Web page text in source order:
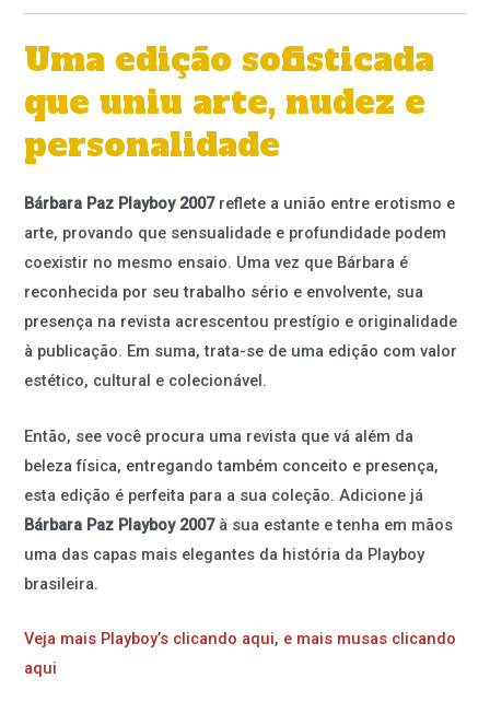
Uma edição sofisticada
que uniu arte, nudez e
personalidade
Bárbara Paz Playboy 2007reflete a união entre erotismo e
arte, provando que sensualidade e profundidade podem
coexistir no mesmo ensaio. Uma vez que Bárbara é
reconhecida por seu trabalho sério e envolvente, sua
presença na revista acrescentou prestígio e originalidade
à publicação. Em suma, trata-se de uma edição com valor
estético, cultural e colecionável.
Então, see você procura uma revista que vá além da
beleza física, entregando também conceito e presença,
esta edição é perfeita para a sua coleção. Adicione já
Bárbara Paz Playboy 2007à sua estante e tenha em mãos
uma das capas mais elegantes da história da Playboy
brasileira.
Veja mais Playboy’s clicando aqui, e mais musas clicando
aqui